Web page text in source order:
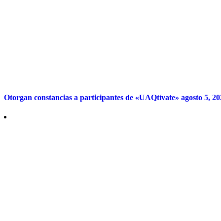
Otorgan constancias a participantes de «UAQtívate» agosto 5,